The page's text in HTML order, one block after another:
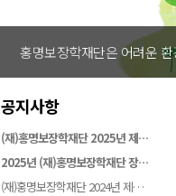
홍명보장학재단은 어려운
공지사항
(재)홍명보장학재단 2025년 제…
2025년 (재)홍명보장학재단 장…
(재)홍명보장학재단 2024년 제…